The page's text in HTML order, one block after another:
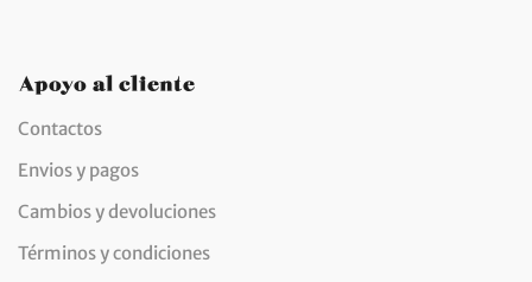
Apoyo al cliente
Contactos
Envios y pagos
Cambios y devoluciones
Términos y condiciones